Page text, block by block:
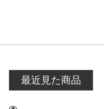
最近見た商品